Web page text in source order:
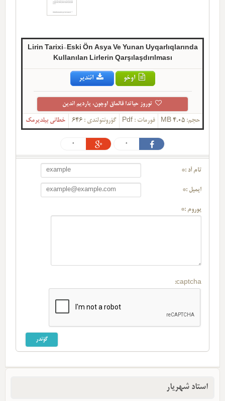
Lirin Tarixi-Eski Ön Asya Ve Yunan Uyqarlıqlarında
Kullanılan Lirlerin Qarşılaşdırılması
اوخو ائندیر
توروز حیاتدا قالماق اوچون، یاردیم ائدین
حجم: 4.05 MB فورمات : Pdf گؤرونتولندی :646 خطانی بیلدیرمک
0
0
تام آد :*
ایمیل :*
یوروم :*
captcha:
استاد شهریار